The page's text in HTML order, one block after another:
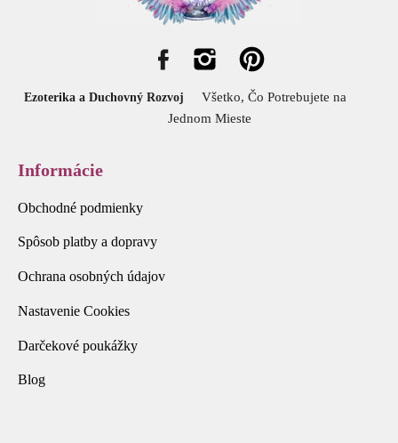
Ezoterika a Duchovný Rozvoj
Všetko, Čo Potrebujete na
Jednom Mieste
Informácie
Obchodné podmienky
Spôsob platby a dopravy
Ochrana osobných údajov
Nastavenie Cookies
Darčekové poukážky
Blog